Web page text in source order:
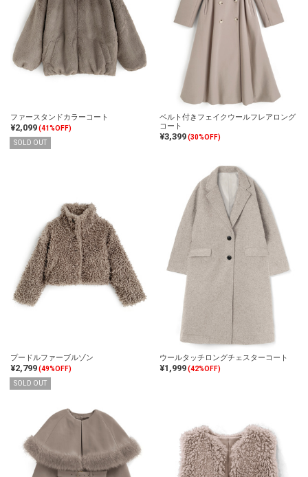
ファースタンドカラーコート
¥2,099(41%OFF)
SOLD OUT
ベルト付きフェイクウールフレアロング
コート
¥3,399(30%OFF)
プードルファーブルゾン
¥2,799(49%OFF)
SOLD OUT
ウールタッチロングチェスターコート
¥1,999(42%OFF)